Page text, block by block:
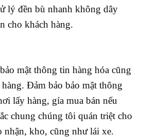
lý đền bù nhanh không dây
cho khách hàng.
mật thông tin hàng hóa cũng
Đảm bảo bảo mật thông
lấy hàng, gía mua bán nếu
chung chúng tôi quán triệt cho
nhận, kho, cũng như lái xe.